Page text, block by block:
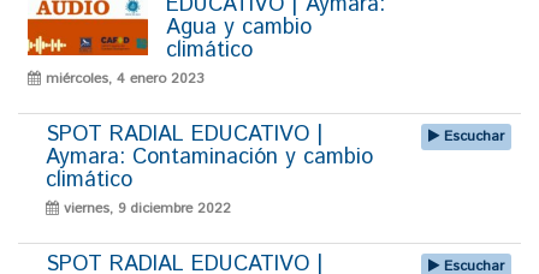
Agua y cambio
climático
miércoles, 4 enero 2023
SPOT RADIAL EDUCATIVO |
Aymara: Contaminación y cambio
climático
viernes, 9 diciembre 2022
Escuchar
SPOT RADIAL EDUCATIVO | Escuchar